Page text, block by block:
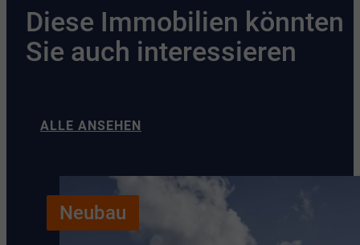
Diese Immobilien könnten
Sie auch interessieren
ALLE ANSEHEN
Neubau